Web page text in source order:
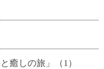
癒しの旅」（1）